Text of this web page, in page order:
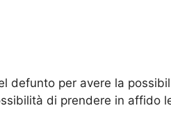
defunto per avere la
di prendere in affido